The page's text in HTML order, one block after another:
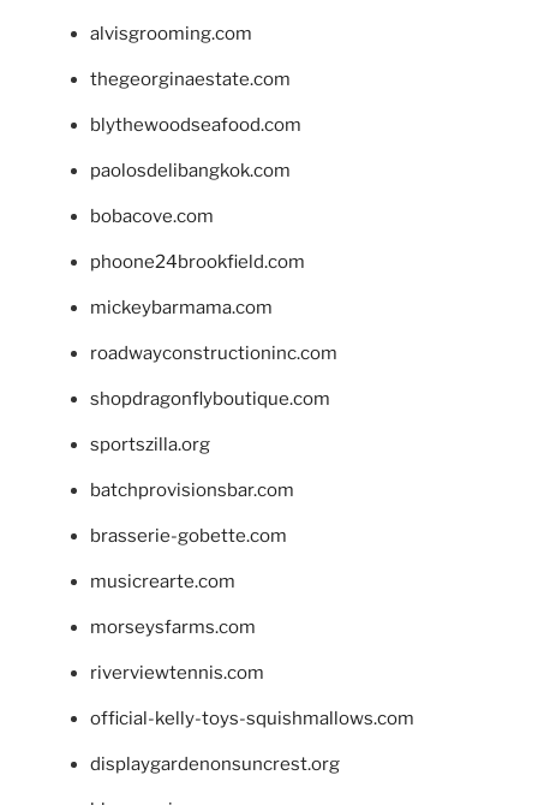
alvisgrooming.com
thegeorginaestate.com
blythewoodseafood.com
paolosdelibangkok.com
bobacove.com
phoone24brookfield.com
mickeybarmama.com
roadwayconstructioninc.com
shopdragonflyboutique.com
sportszilla.org
batchprovisionsbar.com
brasserie-gobette.com
musicrearte.com
morseysfarms.com
riverviewtennis.com
official-kelly-toys-squishmallows.com
displaygardenonsuncrest.org